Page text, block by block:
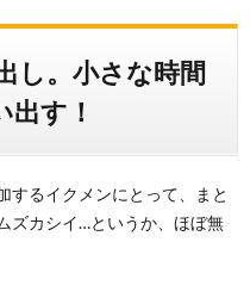
し。小さな時間
す！
するイクメンにとって、まと
ズカシイ…というか、ほぼ無